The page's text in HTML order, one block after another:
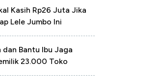
Kasih Rp26 Juta Jika
Lele Jumbo Ini
dan Bantu Ibu Jaga
23.000 Toko